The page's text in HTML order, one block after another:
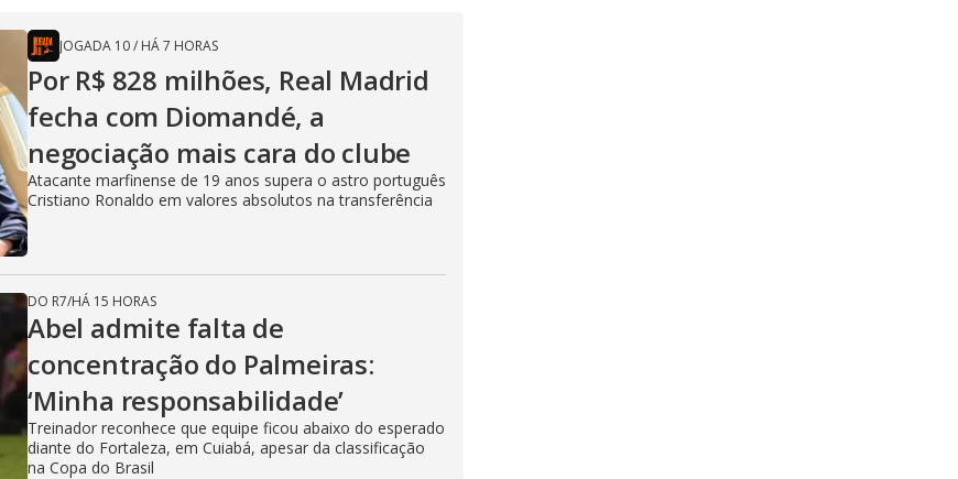
JOGADA 10/ HÁ 7 HORAS
Por R$ 828 milhões, Real Madrid
fecha com Diomandé, a
negociação mais cara do clube
Atacante marfinense de 19 anos supera o astro português
Cristiano Ronaldo em valores absolutos na transferência
DO R7/HÁ 15 HORAS
Abel admite falta de
concentração do Palmeiras:
‘Minha responsabilidade’
Treinador reconhece que equipe ficou abaixo do esperado
diante do Fortaleza, em Cuiabá, apesar da classificação
na Copa do Brasil